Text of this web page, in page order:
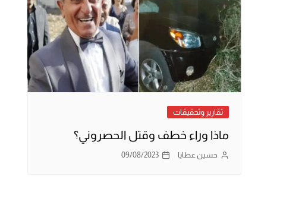
تقارير وتحقيقات
ماذا وراء خطف وقتل الحصروني؟
حسين عطايا 09/08/2023